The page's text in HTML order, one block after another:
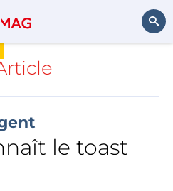
le toast